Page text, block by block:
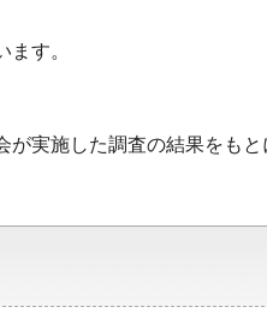
す。
施した調査の結果をもと